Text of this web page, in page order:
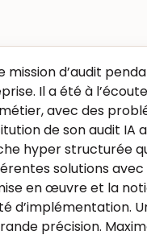
mission d’audit
Il a été à
avec des
de son audit IA
hyper structurée
solutions
en œuvre et la
d’implémentation.
précision.